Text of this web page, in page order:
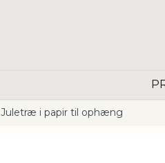
Juletræ i papir til ophæng